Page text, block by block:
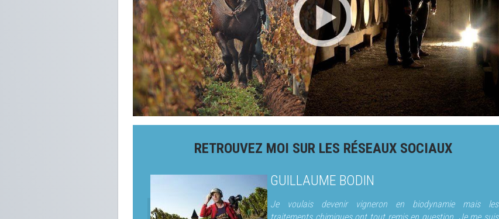
RETROUVEZ MOI SUR LES RÉSEAUX SOCIAUX
GUILLAUME BODIN
Je voulais devenir vigneron en biodynamie mais les